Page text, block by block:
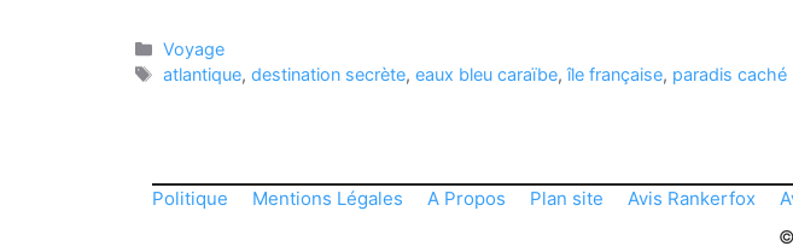
Catégories
Voyage
Étiquettes
atlantique,destination secrète,eaux bleu caraïbe,île française, paradis caché
Politique Mentions Légales A Propos Plan site Avis Rankerfox